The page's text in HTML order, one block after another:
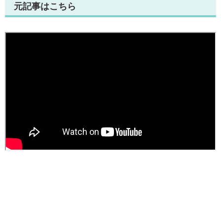
元記事はこちら